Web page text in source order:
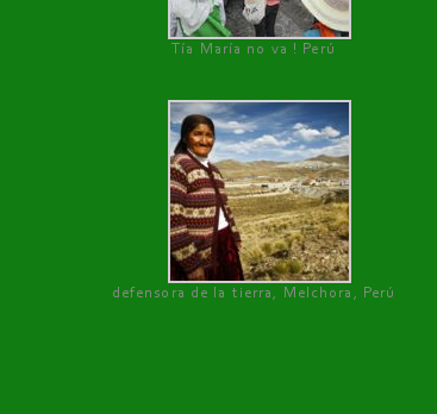
Tía María no va ! Perú
defensora de la tierra, Melchora, Perú